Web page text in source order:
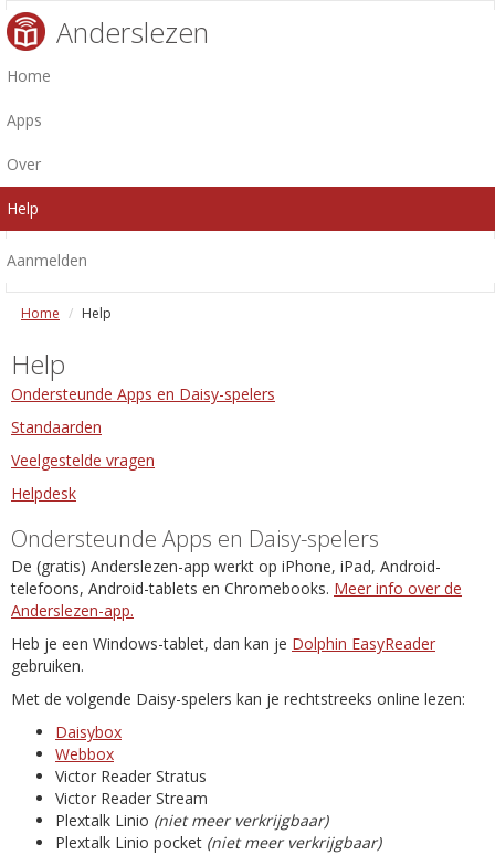
Anderslezen
Home
Apps
Over
Help
Aanmelden
Home Help
Help
Ondersteunde Apps en Daisy-spelers
Standaarden
Veelgestelde vragen
Helpdesk
Ondersteunde Apps en Daisy-spelers
De (gratis) Anderslezen-app werkt op iPhone, iPad, Android-
telefoons, Android-tablets en Chromebooks. Meer info over de
Anderslezen-app.
Heb je een Windows-tablet, dan kan je Dolphin EasyReader
gebruiken.
Met de volgende Daisy-spelers kan je rechtstreeks online lezen:
Daisybox
Webbox
Victor Reader Stratus
Victor Reader Stream
Plextalk Linio (niet meer verkrijgbaar)
Plextalk Linio pocket (niet meer verkrijgbaar)